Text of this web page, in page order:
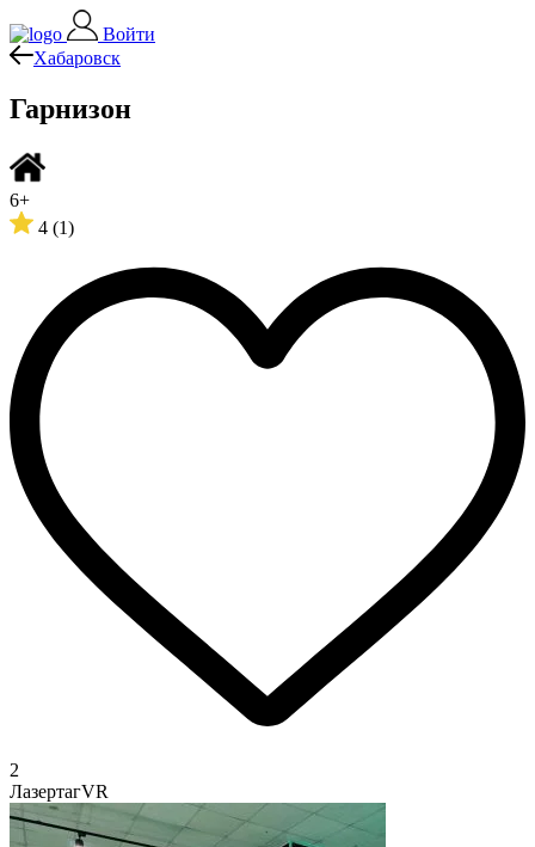
Войти
Хабаровск
Гарнизон
6+
4 (1)
2
ЛазертагVR